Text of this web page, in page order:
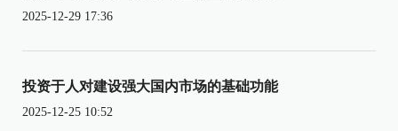
2025-12-29 17:36
投资于人对建设强大国内市场的基础功能
2025-12-25 10:52